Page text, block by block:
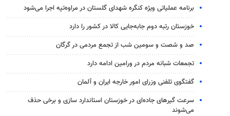
برنامه عملیاتی ویژه کنگره شهدای گلستان در مراوه‌تپه اجرا می‌شود
خوزستان رتبه دوم جابه‌جایی کالا در کشور را دارد
صد و شصت و سومین شب از تجمع مردمی در گرگان
تجمعات شبانه مردم در ورامین ادامه دارد
گفتگوی تلفنی وزرای امور خارجه ایران و آلمان
سرعت گیرهای جاده‌ای در خوزستان استاندارد سازی و برخی حذف
می‌شوند